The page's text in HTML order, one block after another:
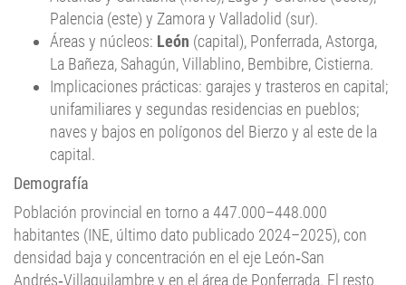
Áreas y núcleos: León(capital), Ponferrada, Astorga,
La Bañeza, Sahagún, Villablino, Bembibre, Cistierna.
Implicaciones prácticas: garajes y trasteros en capital;
unifamiliares y segundas residencias en pueblos;
naves y bajos en polígonos del Bierzo y al este de la
capital.
Demografía
Población provincial en torno a 447.000–448.000
habitantes (INE, último dato publicado 2024–2025), con
densidad baja y concentración en el eje León‑San
Andrés‑Villaquilambre y en el área de Ponferrada. El resto
del territorio presenta municipios pequeños y